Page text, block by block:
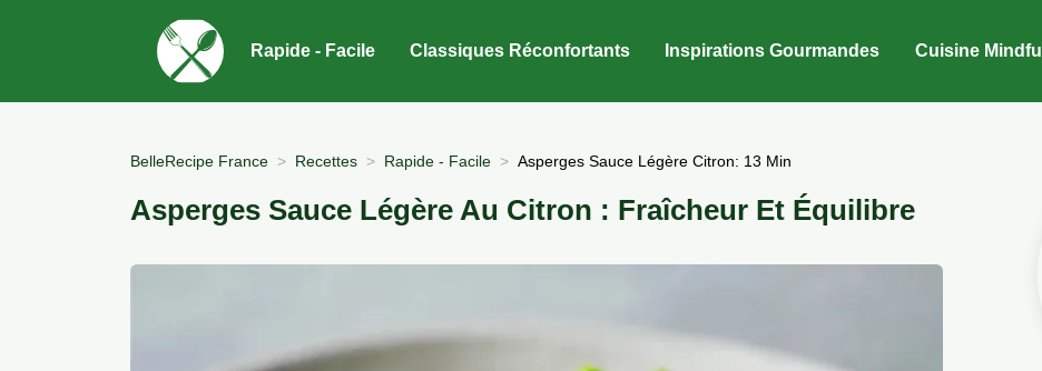
Rapide - Facile Classiques Réconfortants Inspirations Gourmandes Cuisine Mindful
BelleRecipe France Recettes Rapide - Facile Asperges Sauce Légère Citron: 13 Min
Asperges Sauce Légère Au Citron : Fraîcheur Et Équilibre